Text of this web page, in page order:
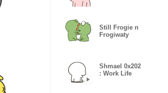
Still Frogie n
Frogiwaty
Shmael 0x202
: Work Life